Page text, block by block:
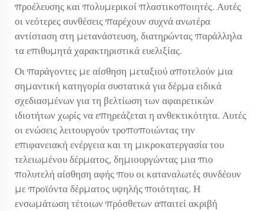
προέλευσης και πολυμερικοί πλαστικοποιητές. Αυτές
οι νεότερες συνθέσεις παρέχουν συχνά ανωτέρα
αντίσταση στη μετανάστευση, διατηρώντας παράλληλα
τα επιθυμητά χαρακτηριστικά ευελιξίας.
Οι παράγοντες με αίσθηση μεταξιού αποτελούν μια
σημαντική κατηγορία συστατικά για δέρμα ειδικά
σχεδιασμένων για τη βελτίωση των αφαιρετικών
ιδιοτήτων χωρίς να επηρεάζεται η ανθεκτικότητα. Αυτές
οι ενώσεις λειτουργούν τροποποιώντας την
επιφανειακή ενέργεια και τη μικροκατεργασία του
τελειωμένου δέρματος, δημιουργώντας μια πιο
πολυτελή αίσθηση αφής που οι καταναλωτές συνδέουν
με προϊόντα δέρματος υψηλής ποιότητας. Η
ενσωμάτωση τέτοιων πρόσθετων απαιτεί ακριβή